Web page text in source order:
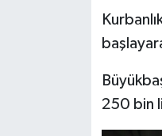
250 bin